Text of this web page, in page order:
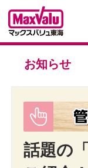
お知らせ
話題の